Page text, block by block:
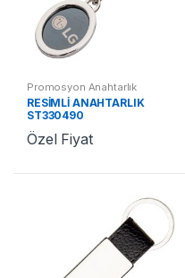
Promosyon Anahtarlık
RESİMLİ ANAHTARLIK
ST330490
Özel Fiyat